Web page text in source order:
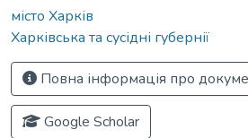
місто Харків
Харківська та сусідні губернії
Повна інформація про
Google Scholar